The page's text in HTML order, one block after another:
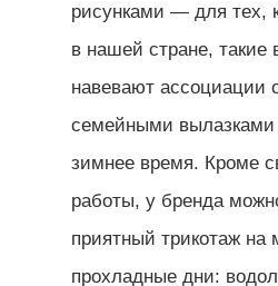
рисунками — для тех,
в нашей стране, такие
навевают ассоциации
семейными вылазками
зимнее время. Кроме
работы, у бренда
приятный трикотаж на
прохладные дни: